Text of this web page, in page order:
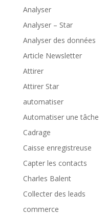
Analyser
Analyser – Star
Analyser des données
Article Newsletter
Attirer
Attirer Star
automatiser
Automatiser une tâche
Cadrage
Caisse enregistreuse
Capter les contacts
Charles Balent
Collecter des leads
commerce